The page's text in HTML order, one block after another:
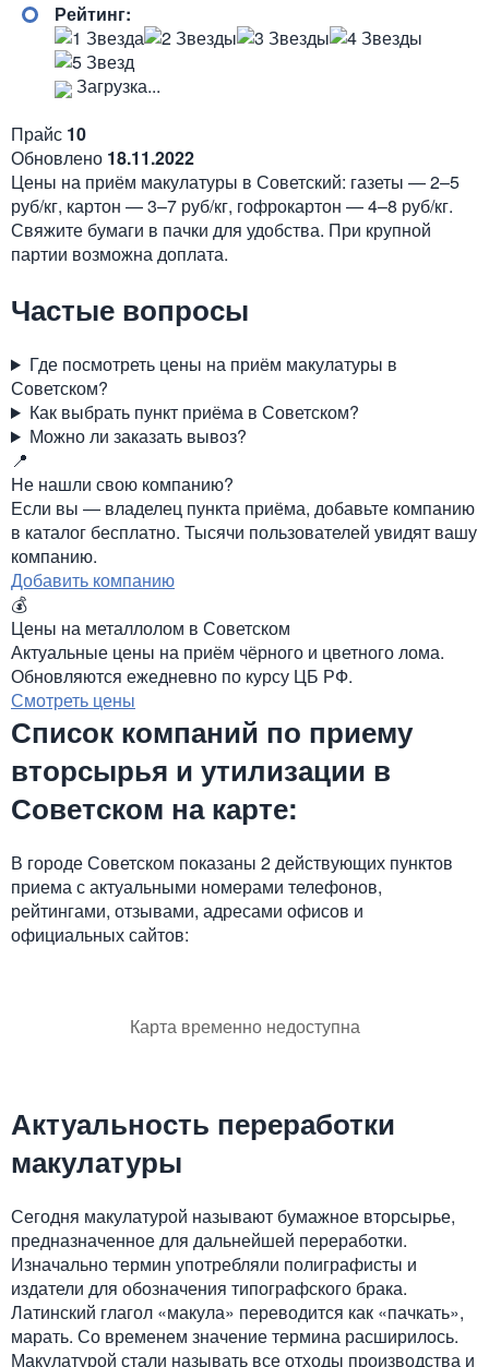
Рейтинг:
Загрузка...
Прайс 10
Обновлено 18.11.2022
Цены на приём макулатуры в Советский: газеты — 2–5
руб/кг, картон — 3–7 руб/кг, гофрокартон — 4–8 руб/кг.
Свяжите бумаги в пачки для удобства. При крупной
партии возможна доплата.
Частые вопросы
Где посмотреть цены на приём макулатуры в
Советском?
Как выбрать пункт приёма в Советском?
Можно ли заказать вывоз?
📍
Не нашли свою компанию?
Если вы — владелец пункта приёма, добавьте компанию
в каталог бесплатно. Тысячи пользователей увидят вашу
компанию.
Добавить компанию
💰
Цены на металлолом в Советском
Актуальные цены на приём чёрного и цветного лома.
Обновляются ежедневно по курсу ЦБ РФ.
Смотреть цены
Список компаний по приему
вторсырья и утилизации в
Советском на карте:
В городе Советском показаны 2 действующих пунктов
приема с актуальными номерами телефонов,
рейтингами, отзывами, адресами офисов и
официальных сайтов:
Карта временно недоступна
Актуальность переработки
макулатуры
Сегодня макулатурой называют бумажное вторсырье,
предназначенное для дальнейшей переработки.
Изначально термин употребляли полиграфисты и
издатели для обозначения типографского брака.
Латинский глагол «макула» переводится как «пачкать»,
марать. Со временем значение термина расширилось.
Макулатурой стали называть все отходы производства и